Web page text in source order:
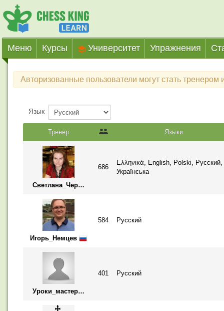
Меню Курсы Университет Упражнения
Авторизованные пользователи могут стать тренером
Язык
Тренер Языки
Светлана_Чередниченко
686
Ελληνικά, English, Polski, Русский,
Українська
Игорь_Немцев
584 Русский
Уроки_мастерства
401 Русский